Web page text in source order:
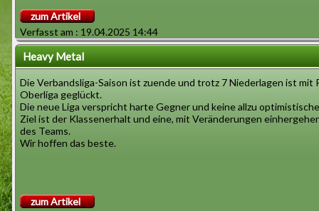
zum Artikel
Verfasst am : 19.04.2025 14:44
Heavy Metal
Die Verbandsliga-Saison ist zuende und trotz 7 Niederlagen ist mit
Oberliga geglückt.
Die neue Liga verspricht harte Gegner und keine allzu
Ziel ist der Klassenerhalt und eine, mit Veränderungen
des Teams.
Wir hoffen das beste.
zum Artikel